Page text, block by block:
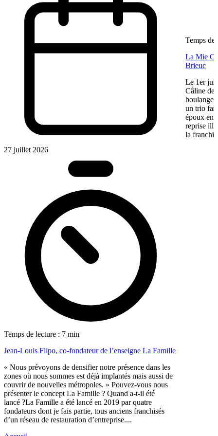
27 juillet 2026
Temps de lecture : 7 min
Jean-Louis Flipo, co-fondateur de l’enseigne La Famille
« Nous prévoyons de densifier notre présence dans les
zones où nous sommes est déjà implantés mais aussi de
couvrir de nouvelles métropoles. » Pouvez-vous nous
présenter le concept La Famille ? Quand a-t-il été
lancé ?La Famille a été lancé en 2019 par quatre
fondateurs dont je fais partie, tous anciens franchisés
d’un réseau de restauration d’entreprise....
Temps de
La Mie
Brieuc
Le 1er
Câline de
un trio
époux
reprise
la